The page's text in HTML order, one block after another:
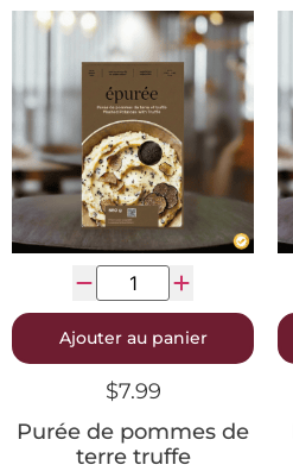
Purée de pommes de
terre truffe
$7.99
Ajouter au panier